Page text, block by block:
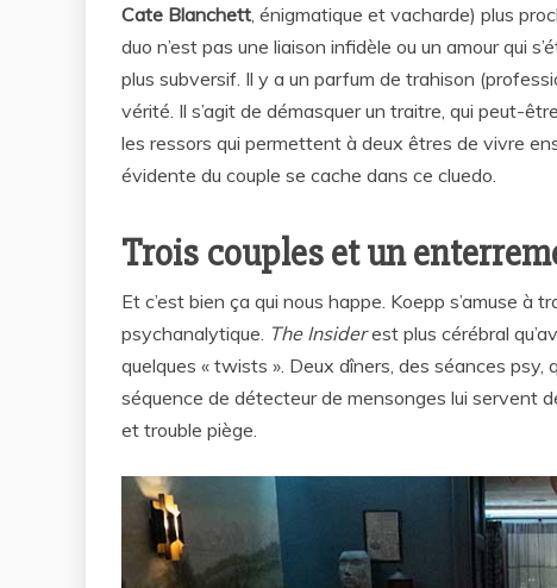
Cate Blanchett, énigmatique et vacharde) plus
duo n’est pas une liaison infidèle ou un amour qui
plus subversif. Il y a un parfum de trahison
vérité. Il s’agit de démasquer un traitre, qui peut-
les ressors qui permettent à deux êtres de vivre
évidente du couple se cache dans ce cluedo.
Trois couples et un
Et c’est bien ça qui nous happe. Koepp s’amuse
psychanalytique. The Insiderest plus cérébral
quelques « twists ». Deux dîners, des séances
séquence de détecteur de mensonges lui servent
et trouble piège.